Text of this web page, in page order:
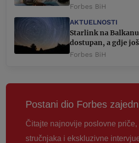
Forbes BiH
AKTUELNOSTI
Starlink na
dostupan, a gdje
Forbes BiH
Postani dio Forbes
Čitajte najnovije poslovne priče,
stručnjaka i ekskluzivne